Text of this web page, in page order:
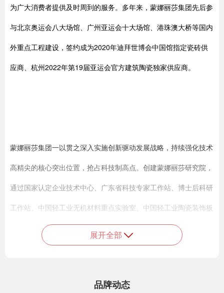
为广大消费者提供及时周到的服务。多年来，蒙娜丽莎集团先后参
与北京奥运会八大场馆、广州亚运会十大场馆、港珠澳大桥等国内
外重点工程建设，签约成为2020年迪拜世博会中国馆指定瓷砖供
应商、杭州2022年第19届亚运会官方建筑陶瓷独家供应商。
蒙娜丽莎集团一以贯之深入实施创新驱动发展战略，持续强化技术
高精尖的核心突出位置，抢占科技制高点。创建蒙娜丽莎研究院，
通过国家认定企业技术中心、广东省科技专家工作站、博士后科研
工作站、中国轻工业无机材料重点实验室、中国轻工业陶瓷装饰板
材工程技术研究中心等科研创新平台，在建筑陶瓷研发设计、生
产、应用和环保治理等多方面，和在生产制造上实现了较高的绿色
学、武汉理工大学、陕西科技大学等科研院所开展产学研合作，在
展开全部
品牌动态